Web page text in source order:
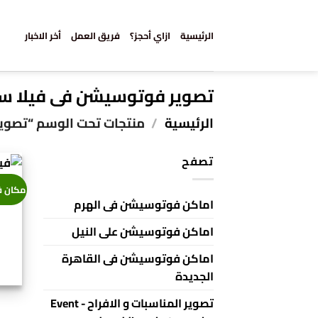
الرئيسية ازاي أحجز؟ فريق العمل أخر الاخبار
تصوير فوتوسيشن فى
الرئيسية / منتجات تحت الوسم
تصفح
اماكن فوتوسيشن فى الهرم
اماكن فوتوسيشن على النيل
اماكن فوتوسيشن فى القاهرة
الجديدة
تصوير المناسبات و الافراح - Event
مكان